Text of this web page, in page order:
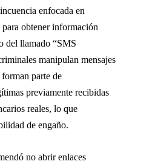
enfocada en
para obtener información
del llamado “SMS
manipulan mensajes
parte de
previamente recibidas
reales, lo que
de engaño.
no abrir enlaces